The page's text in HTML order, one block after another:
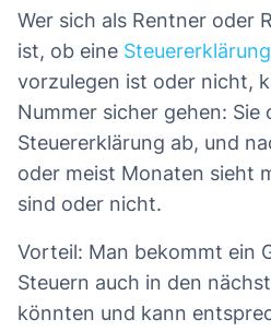
Wer sich als Rentner oder
ist, ob eine Steuererklärung
vorzulegen ist oder nicht,
Nummer sicher gehen: Sie
Steuererklärung ab, und
oder meist Monaten sieht
sind oder nicht.
Vorteil: Man bekommt ein
Steuern auch in den
könnten und kann